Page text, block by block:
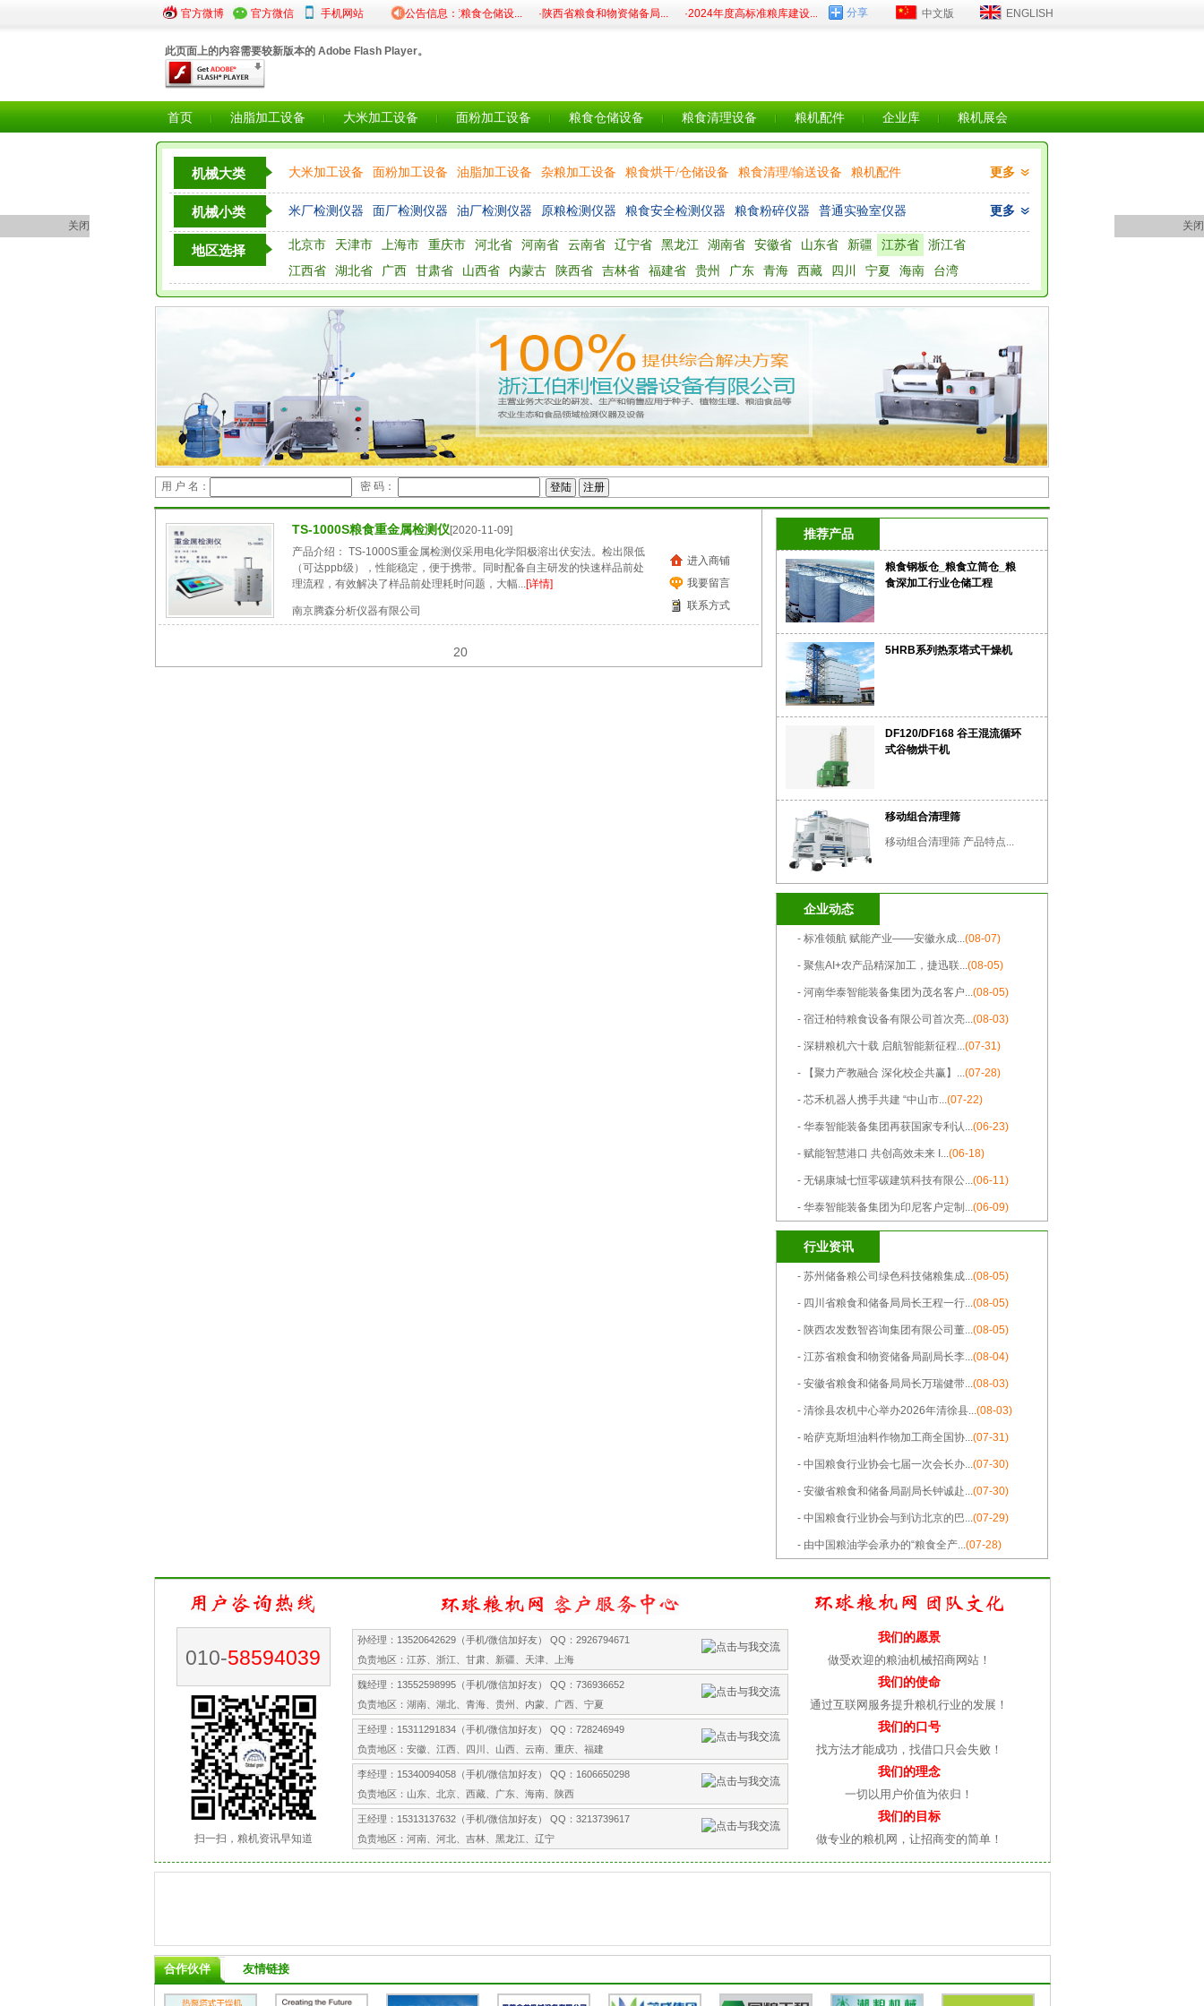
官方微博 官方微信 手机网站 公告信息：
·关于第一批陕西省级粮食... ·《儋州市2025年稻谷加工... ·关于2025年度粮食仓储设... ·陕西省粮食和物资储备局... ·2024年度高标准粮库建设... ·关于第一批陕西省级粮食... ·《儋州市2025年稻谷加工...
中文版 ENGLISH
分享
此页面上的内容需要较新版本的 Adobe Flash Player。
首页 油脂加工设备 大米加工设备 面粉加工设备 粮食仓储设备 粮食清理设备 粮机配件 企业库 粮机展会
机械大类 大米加工设备 面粉加工设备 油脂加工设备 杂粮加工设备 粮食烘干/仓储设备 粮食清理/输送设备 粮机配件
粮油检测仪器设备
更多
机械小类 米厂检测仪器 面厂检测仪器 油厂检测仪器 原粮检测仪器 粮食安全检测仪器 粮食粉碎仪器 普通实验室仪器 更多
地区选择 北京市 天津市 上海市 重庆市 河北省 河南省 云南省 辽宁省 黑龙江 湖南省 安徽省 山东省 新疆 江苏省
浙江省
江西省
湖北省 广西 甘肃省 山西省 内蒙古 陕西省 吉林省 福建省 贵州 广东 青海 西藏 四川 宁夏 海南 台湾
用 户 名： 密 码：
TS-1000S粮食重金属检测仪[2020-11-09]
产品介绍： TS-1000S重金属检测仪采用电化学阳极溶出伏安法。检出限低
（可达ppb级），性能稳定，便于携带。同时配备自主研发的快速样品前处
理流程，有效解决了样品前处理耗时问题，大幅...[详情]
进入商铺
我要留言
联系方式
南京腾森分析仪器有限公司
20
推荐产品
粮食钢板仓_粮食立筒仓_粮
食深加工行业仓储工程
5HRB系列热泵塔式干燥机
DF120/DF168 谷王混流循环
式谷物烘干机
移动组合清理筛
移动组合清理筛 产品特点...
企业动态
- 标准领航 赋能产业——安徽永成...(08-07)
- 聚焦AI+农产品精深加工，捷迅联...(08-05)
- 河南华泰智能装备集团为茂名客户...(08-05)
- 宿迁柏特粮食设备有限公司首次亮...(08-03)
- 深耕粮机六十载 启航智能新征程...(07-31)
- 【聚力产教融合 深化校企共赢】...(07-28)
- 芯禾机器人携手共建 “中山市...(07-22)
- 华泰智能装备集团再获国家专利认...(06-23)
- 赋能智慧港口 共创高效未来 I...(06-18)
- 无锡康城七恒零碳建筑科技有限公...(06-11)
- 华泰智能装备集团为印尼客户定制...(06-09)
行业资讯
- 苏州储备粮公司绿色科技储粮集成...(08-05)
- 四川省粮食和储备局局长王程一行...(08-05)
- 陕西农发数智咨询集团有限公司董...(08-05)
- 江苏省粮食和物资储备局副局长李...(08-04)
- 安徽省粮食和储备局局长万瑞健带...(08-03)
- 清徐县农机中心举办2026年清徐县...(08-03)
- 哈萨克斯坦油料作物加工商全国协...(07-31)
- 中国粮食行业协会七届一次会长办...(07-30)
- 安徽省粮食和储备局副局长钟诚赴...(07-30)
- 中国粮食行业协会与到访北京的巴...(07-29)
- 由中国粮油学会承办的“粮食全产...(07-28)
010-58594039
扫一扫，粮机资讯早知道
孙经理：13520642629（手机/微信加好友） QQ：2926794671
负责地区：江苏、浙江、甘肃、新疆、天津、上海
魏经理：13552598995（手机/微信加好友） QQ：736936652
负责地区：湖南、湖北、青海、贵州、内蒙、广西、宁夏
王经理：15311291834（手机/微信加好友） QQ：728246949
负责地区：安徽、江西、四川、山西、云南、重庆、福建
李经理：15340094058（手机/微信加好友） QQ：1606650298
负责地区：山东、北京、西藏、广东、海南、陕西
王经理：15313137632（手机/微信加好友） QQ：3213739617
负责地区：河南、河北、吉林、黑龙江、辽宁
我们的愿景
做受欢迎的粮油机械招商网站！
我们的使命
通过互联网服务提升粮机行业的发展！
我们的口号
找方法才能成功，找借口只会失败！
我们的理念
一切以用户价值为依归！
我们的目标
做专业的粮机网，让招商变的简单！
合作伙伴 友情链接
关闭 关闭